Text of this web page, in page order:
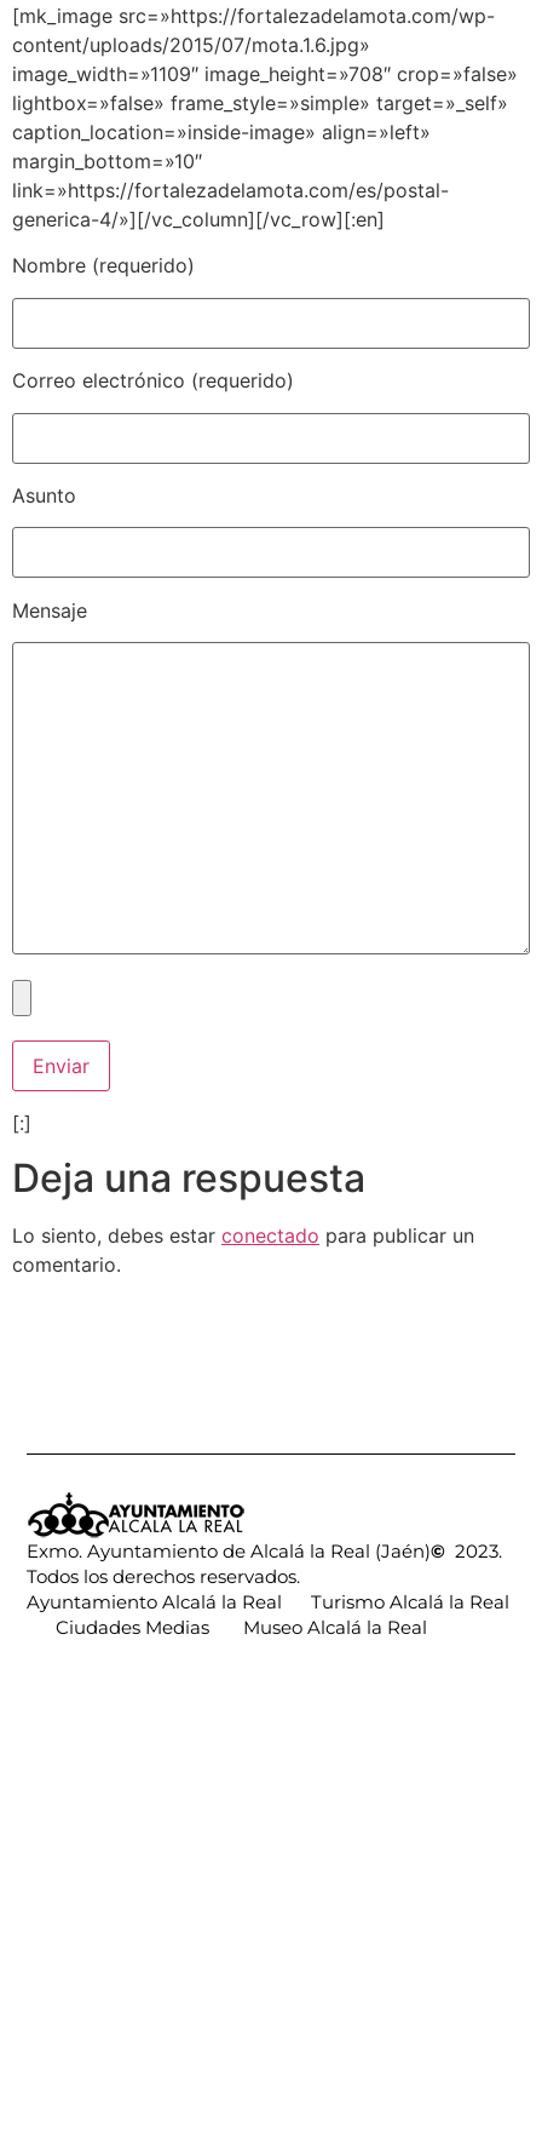
[mk_image src=»https://fortalezadelamota.com/wp-
content/uploads/2015/07/mota.1.6.jpg»
image_width=»1109″ image_height=»708″ crop=»false»
lightbox=»false» frame_style=»simple» target=»_self»
caption_location=»inside-image» align=»left»
margin_bottom=»10″
link=»https://fortalezadelamota.com/es/postal-
generica-4/»][/vc_column][/vc_row][:en]
Nombre (requerido)
Correo electrónico (requerido)
Asunto
Mensaje
[:]
Deja una respuesta
Lo siento, debes estar conectado para publicar un
comentario.
Exmo. Ayuntamiento de Alcalá la Real (Jaén)©2023.
Todos los derechos reservados.
Ayuntamiento Alcalá la Real
Turismo Alcalá la Real
Ciudades Medias Museo Alcalá la Real